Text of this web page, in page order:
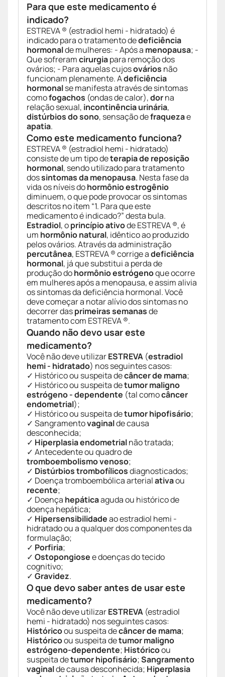
Para que este medicamento é
indicado?
ESTREVA ® (estradiol hemi - hidratado) é
indicado para o tratamento dedeficiência
hormonalde mulheres: - Após a menopausa; -
Que sofreramcirurgiapara remoção dos
ovários; - Para aquelas cujosovários não
funcionam plenamente. Adeficiência
hormonalse manifesta através de sintomas
comofogachos (ondas de calor),dorna
relação sexual, incontinência urinária,
distúrbios do sono, sensação defraquezae
apatia.
Como este medicamento funciona?
ESTREVA ® (estradiol hemi - hidratado)
consiste de um tipo deterapia de reposição
hormonal, sendo utilizado para tratamento
dossintomas da menopausa. Nesta fase da
vida os níveis dohormônio estrogênio
diminuem, o que pode provocar os sintomas
descritos no item “1. Para que este
medicamento é indicado?” desta bula.
Estradiol, oprincípio ativode ESTREVA ®, é
um hormônio natural, idêntico ao produzido
pelos ovários. Através da administração
percutânea, ESTREVA ® corrige adeficiência
hormonal, já que substitui a perda de
produção dohormônio estrógenoque ocorre
em mulheres após a menopausa, e assim alivia
os sintomas da deficiência hormonal. Você
deve começar a notar alívio dos sintomas no
decorrer dasprimeiras semanasde
tratamento com ESTREVA ®.
Quando não devo usar este
medicamento?
Você não deve utilizarESTREVA (estradiol
hemi - hidratado) nos seguintes casos:
✓ Histórico ou suspeita decâncer de mama;
✓ Histórico ou suspeita detumor maligno
estrógeno - dependente (tal comocâncer
endometrial);
✓ Histórico ou suspeita detumor hipofisário;
✓ Sangramentovaginalde causa
desconhecida;
✓ Hiperplasia endometrialnão tratada;
✓ Antecedente ou quadro de
tromboembolismo venoso;
✓ Distúrbios trombofílicosdiagnosticados;
✓ Doença tromboembólica arterialativaou
recente;
✓ Doença hepáticaaguda ou histórico de
doença hepática;
✓ Hipersensibilidadeao estradiol hemi -
hidratado ou a qualquer dos componentes da
formulação;
✓ Porfiria;
✓ Ostopongiosee doenças do tecido
cognitivo;
✓ Gravidez.
O que devo saber antes de usar este
medicamento?
Você não deve utilizarESTREVA (estradiol
hemi - hidratado) nos seguintes casos:
Históricoou suspeita decâncer de mama;
Históricoou suspeita detumor maligno
estrógeno-dependente; Históricoou
suspeita detumor hipofisário;Sangramento
vaginalde causa desconhecida; Hiperplasia